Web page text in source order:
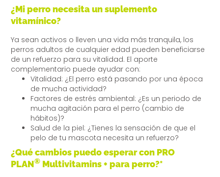
¿Mi perro necesita un suplemento
vitamínico?
Ya sean activos o lleven una vida más tranquila, los
perros adultos de cualquier edad pueden beneficiarse
de un refuerzo para su vitalidad. El aporte
complementario puede ayudar con:
Vitalidad: ¿El perro está pasando por una época
de mucha actividad?
Factores de estrés ambiental: ¿Es un periodo de
mucha agitación para el perro (cambio de
hábitos)?
Salud de la piel: ¿Tienes la sensación de que el
pelo de tu mascota necesita un refuerzo?
¿Qué cambios puedo esperar con PRO
PLAN® Multivitamins + para perro?*